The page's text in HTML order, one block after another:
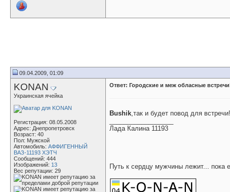
09.04.2009, 01:09
KONAN
Украинская ячейка
Регистрация: 08.05.2008
Адрес: Днепропетровск
Возраст: 40
Пол: Мужской
Автомобиль: АФФИГЕННЫЙ
ВАЗ-11193 ХЭТЧ
Сообщений: 444
Изображений: 13
Вес репутации: 29
Ответ: Городские и меж обласные
Bushik,так и будет повод для встречи!
Лада Калина 11193
Путь к сердцу мужчины лежит... пока